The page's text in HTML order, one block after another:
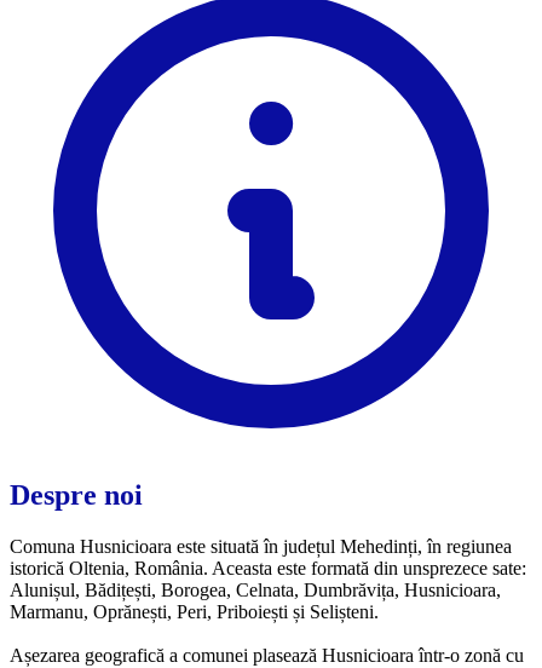
Despre noi
Comuna Husnicioara este situată în județul Mehedinți, în regiunea
istorică Oltenia, România. Aceasta este formată din unsprezece sate:
Alunișul, Bădițești, Borogea, Celnata, Dumbrăvița, Husnicioara,
Marmanu, Oprănești, Peri, Priboiești și Selișteni.
Așezarea geografică a comunei plasează Husnicioara într-o zonă cu